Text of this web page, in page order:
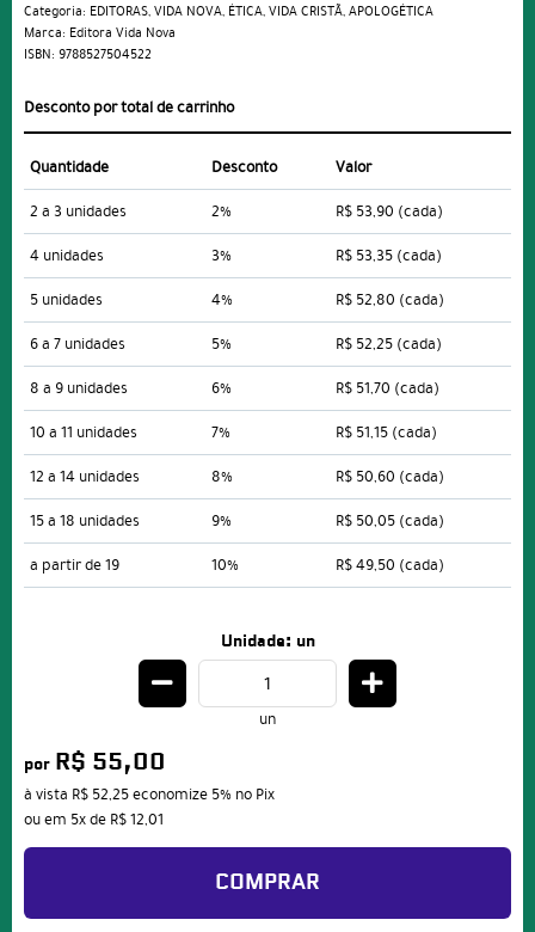
Categoria: EDITORAS,VIDA NOVA, ÉTICA,VIDA CRISTÃ,APOLOGÉTICA
Marca: Editora Vida Nova
ISBN: 9788527504522
Desconto por total de carrinho
Quantidade Desconto
Valor
2 a 3 unidades
2% R$ 53,90 (cada)
4 unidades
3% R$ 53,35 (cada)
5 unidades
4% R$ 52,80 (cada)
6 a 7 unidades
5% R$ 52,25 (cada)
8 a 9 unidades
6% R$ 51,70 (cada)
10 a 11 unidades
7% R$ 51,15 (cada)
12 a 14 unidades
8% R$ 50,60 (cada)
15 a 18 unidades
9% R$ 50,05 (cada)
a partir de 19
10% R$ 49,50 (cada)
Unidade: un
un
por R$ 55,00
à vista R$ 52,25economize 5% no Pix
ou em 5xde R$ 12,01
COMPRAR